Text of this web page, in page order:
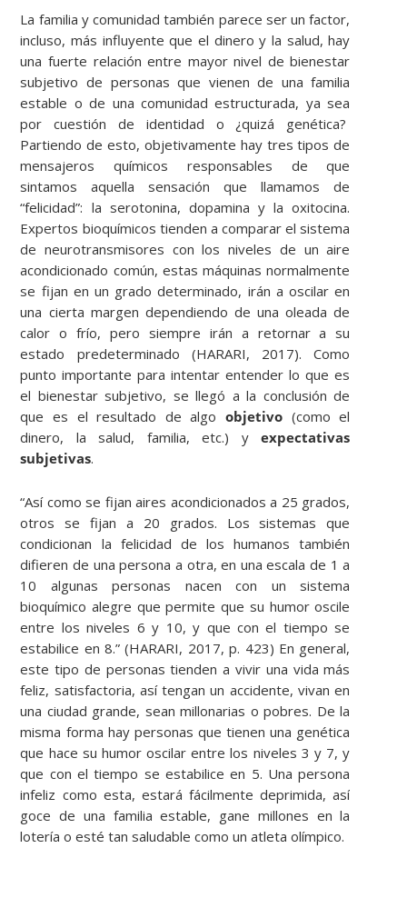
La familia y comunidad también parece ser un factor,
incluso, más influyente que el dinero y la salud, hay
una fuerte relación entre mayor nivel de bienestar
subjetivo de personas que vienen de una familia
estable o de una comunidad estructurada, ya sea
por cuestión de identidad o ¿quizá genética?
Partiendo de esto, objetivamente hay tres tipos de
mensajeros químicos responsables de que
sintamos aquella sensación que llamamos de
“felicidad”: la serotonina, dopamina y la oxitocina.
Expertos bioquímicos tienden a comparar el sistema
de neurotransmisores con los niveles de un aire
acondicionado común, estas máquinas normalmente
se fijan en un grado determinado, irán a oscilar en
una cierta margen dependiendo de una oleada de
calor o frío, pero siempre irán a retornar a su
estado predeterminado (HARARI, 2017). Como
punto importante para intentar entender lo que es
el bienestar subjetivo, se llegó a la conclusión de
que es el resultado de algoobjetivo (como el
dinero, la salud, familia, etc.) yexpectativas
subjetivas.
“Así como se fijan aires acondicionados a 25 grados,
otros se fijan a 20 grados. Los sistemas que
condicionan la felicidad de los humanos también
difieren de una persona a otra, en una escala de 1 a
10 algunas personas nacen con un sistema
bioquímico alegre que permite que su humor oscile
entre los niveles 6 y 10, y que con el tiempo se
estabilice en 8.” (HARARI, 2017, p. 423) En general,
este tipo de personas tienden a vivir una vida más
feliz, satisfactoria, así tengan un accidente, vivan en
una ciudad grande, sean millonarias o pobres. De la
misma forma hay personas que tienen una genética
que hace su humor oscilar entre los niveles 3 y 7, y
que con el tiempo se estabilice en 5. Una persona
infeliz como esta, estará fácilmente deprimida, así
goce de una familia estable, gane millones en la
lotería o esté tan saludable como un atleta olímpico.